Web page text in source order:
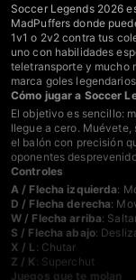
Soccer Legends 2026
MadPuffers donde
1v1 o 2v2 contra tus
uno con habilidades
teletransporte y mucho
marca goles
Cómo jugar a Soccer
El objetivo es sencillo:
llegue a cero.
el balón con precisión
oponentes
Controles
A / Flecha izquierda:
D / Flecha derecha:
W / Flecha arriba:
S / Flecha abajo:
X / L : Chutar
Z / K : Superchut
Juegos que te molan